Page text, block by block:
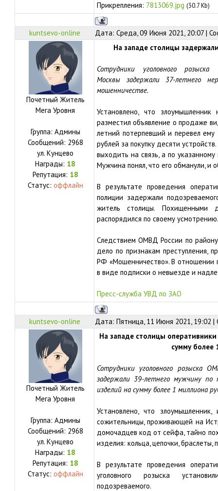
Прикрепления: 7813069.jpg (30.7 Kb)
kuntsevo-online Дата: Среда, 09 Июня 2021, 20:07 |
Почетный Житель
Мега Уровня
Группа: Админы
Сообщений: 2968
ул. Кунцево
Награды: 18
Репутация: 18
Статус: оффлайн
На западе столицы
Сотрудники уголовного
Москвы
задержали 37-летнего
мошенничестве.
Установлено, что
разместил объявление о продаже
летний потерпевший и перевел
рублей за покупку десяти
выходить на связь, а по
Мужчина понял, что его обманули, и
В результате проведения
полиции задержали
житель столицы. Похищенными
распорядился по своему усмотрению.
Следствием ОМВД России по
дело по признакам преступления,
РФ «Мошенничество». В отношении
в виде подписки о невыезде и
Пресс-служба УВД по ЗАО
kuntsevo-online Дата: Пятница, 11 Июня 2021, 19:02
Почетный Житель
Мега Уровня
Группа: Админы
Сообщений: 2968
ул. Кунцево
Награды: 18
Репутация: 18
Статус: оффлайн
На западе столицы
сумму более
Сотрудники уголовного розыска
задержали 39-летнего мужчину
изделий на сумму более 1 миллиона
Установлено, что
сожительницы, проживающей на
домочадцев код от сейфа, тайно
изделия: кольца, цепочки, браслеты,
В результате проведения
уголовного розыска
подозреваемого.